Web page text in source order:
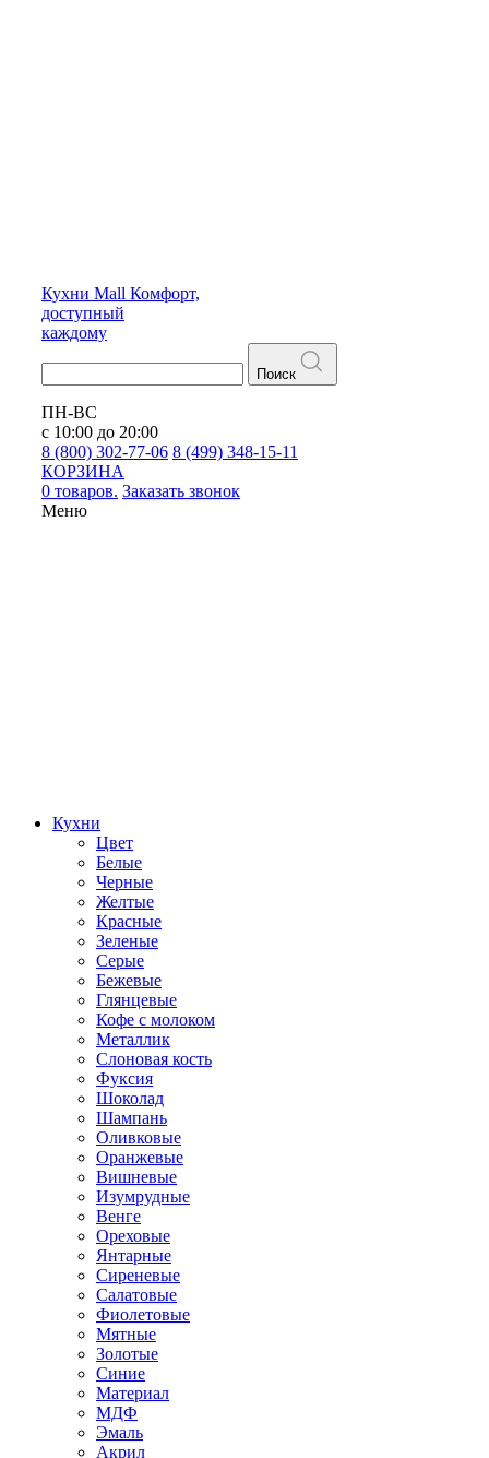
Кухни Mall Комфорт,
доступный
каждому
Поиск
ПН-ВС
с 10:00 до 20:00
8 (800) 302-77-06 8 (499) 348-15-11
КОРЗИНА
0 товаров. Заказать звонок
Меню
Кухни
Цвет
Белые
Черные
Желтые
Красные
Зеленые
Серые
Бежевые
Глянцевые
Кофе с молоком
Металлик
Слоновая кость
Фуксия
Шоколад
Шампань
Оливковые
Оранжевые
Вишневые
Изумрудные
Венге
Ореховые
Янтарные
Сиреневые
Салатовые
Фиолетовые
Мятные
Золотые
Синие
Материал
МДФ
Эмаль
Акрил